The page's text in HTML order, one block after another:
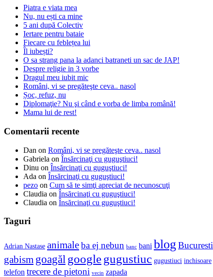
Piatra e viata mea
Nu, nu ești ca mine
5 ani după Colectiv
Iertare pentru bataie
Fiecare cu feblețea lui
Îl iubești?
O sa strang pana la adanci batraneti un sac de JAP!
Despre religie in 3 vorbe
Dragul meu iubit mic
Români, vi se pregăteşte ceva.. nasol
Șoc, refuz, nu
Diplomaţie? Nu şi când e vorba de limba română!
Mama lui de rest!
Comentarii recente
Dan on Români, vi se pregăteşte ceva.. nasol
Gabriela on Însărcinaţi cu guguştiuci!
Dinu on Însărcinaţi cu guguştiuci!
Ada on Însărcinaţi cu guguştiuci!
pezo on Cum să te simţi apreciat de necunoscuţi
Claudia on Însărcinaţi cu guguştiuci!
Claudia on Însărcinaţi cu guguştiuci!
Taguri
Adrian Nastase animaleba ej nebun banc bani blog Bucuresti
gabism goagăl googlegugustiuc gugustiuci inchisoare
telefon trecere de pietoni vecin zapada